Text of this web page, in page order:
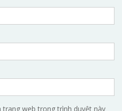
web trong trình duyệt này